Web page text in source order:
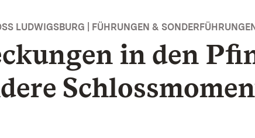
LUDWIGSBURG | FÜHRUNGEN &
in den